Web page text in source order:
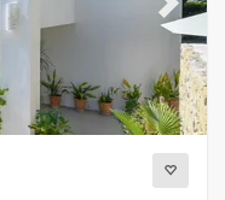
Next